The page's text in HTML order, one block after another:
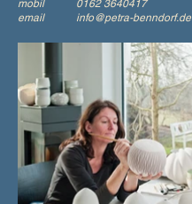
mobil 0162 3640417
email info@petra-benndorf.de